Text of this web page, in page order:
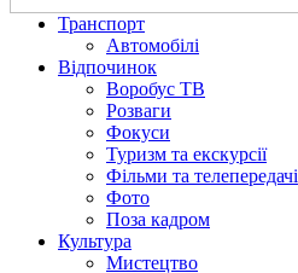
Транспорт
Автомобілі
Відпочинок
Воробус ТВ
Розваги
Фокуси
Туризм та екскурсії
Фільми та телепередачі
Фото
Поза кадром
Культура
Мистецтво